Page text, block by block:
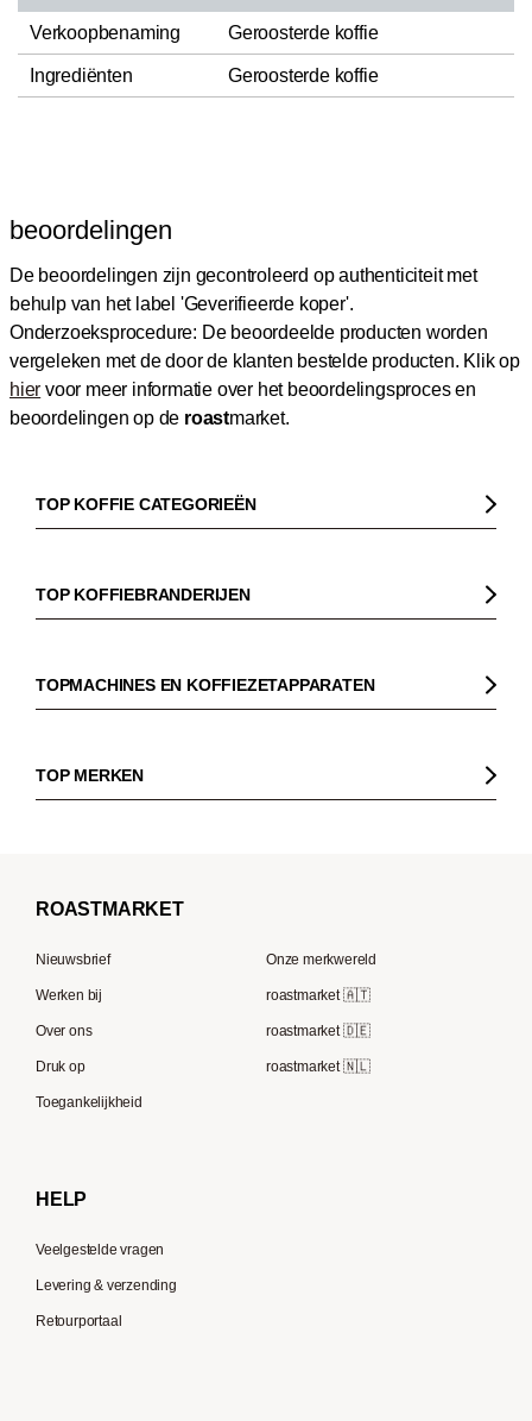
Verkoopbenaming Geroosterde koffie
Ingrediënten Geroosterde koffie
beoordelingen
De beoordelingen zijn gecontroleerd op authenticiteit met
behulp van het label 'Geverifieerde koper'.
Onderzoeksprocedure: De beoordeelde producten worden
vergeleken met de door de klanten bestelde producten. Klik op
hier voor meer informatie over het beoordelingsproces en
beoordelingen op de roastmarket.
TOP KOFFIE CATEGORIEËN
Koffiebonen
Biologische koffie
Espresso
French Press koffie
TOP KOFFIEBRANDERIJEN
Dinzler
Elbgold
Tre Forze
Lavazza
Berliner Kaffeerösterei
Speicherstadt Kaffee
Supremo
TOPMACHINES EN KOFFIEZETAPPARATEN
Pistonmachines
Filter koffiezetapparaten
TOP MERKEN
Moccamaster
ROASTMARKET
Nieuwsbrief
Werken bij
Over ons
Druk op
Toegankelijkheid
Onze merkwereld
roastmarket 🇦🇹
roastmarket 🇩🇪
roastmarket 🇳🇱
HELP
Veelgestelde vragen
Levering & verzending
Retourportaal